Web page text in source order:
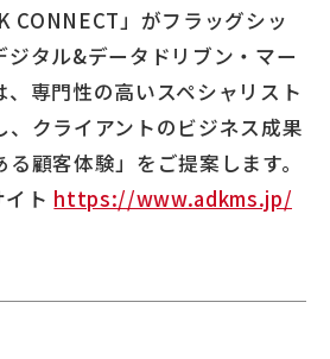
CONNECT」がフラッグシッ
ジタル&データドリブン・マー
、専門性の高いスペシャリスト
、クライアントのビジネス成果
顧客体験」をご提案します。
ト https://www.adkms.jp/